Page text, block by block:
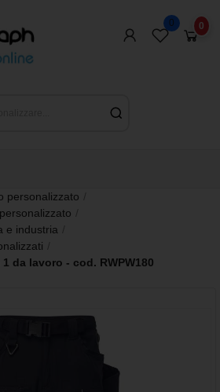
0 0
personalizzato
e industria
da lavoro - cod. RWPW180